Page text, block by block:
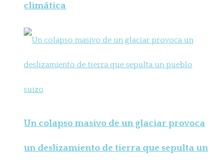
climática
Un colapso masivo de un glaciar provoca
un deslizamiento de tierra que sepulta un